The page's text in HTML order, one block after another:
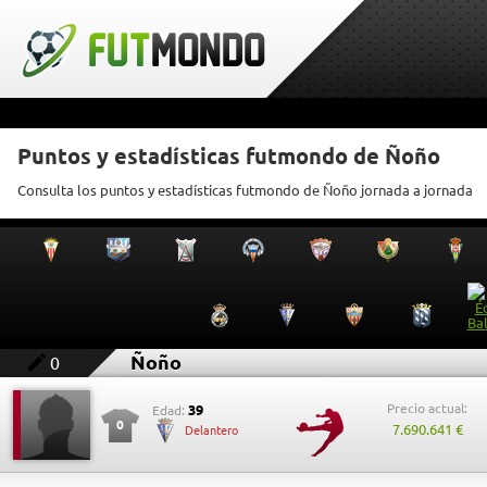
Puntos y estadísticas futmondo de Ñoño
Consulta los puntos y estadísticas futmondo de Ñoño jornada a jornada
0 Ñoño
0
Edad: 39
Delantero
Precio actual:
7.690.641 €